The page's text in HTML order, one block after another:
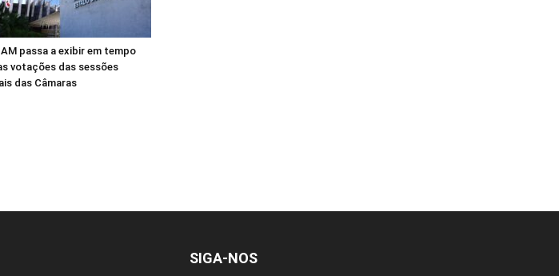
AM passa a exibir em tempo
votações das sessões
das Câmaras
SIGA-NOS